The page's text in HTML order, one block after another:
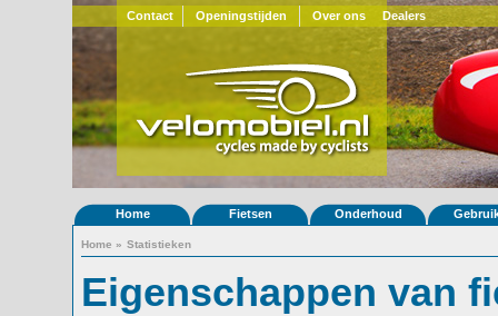
Contact Openingstijden Over ons Dealers
Home Fietsen Onderhoud
Home » Statistieken
Eigenschappen van